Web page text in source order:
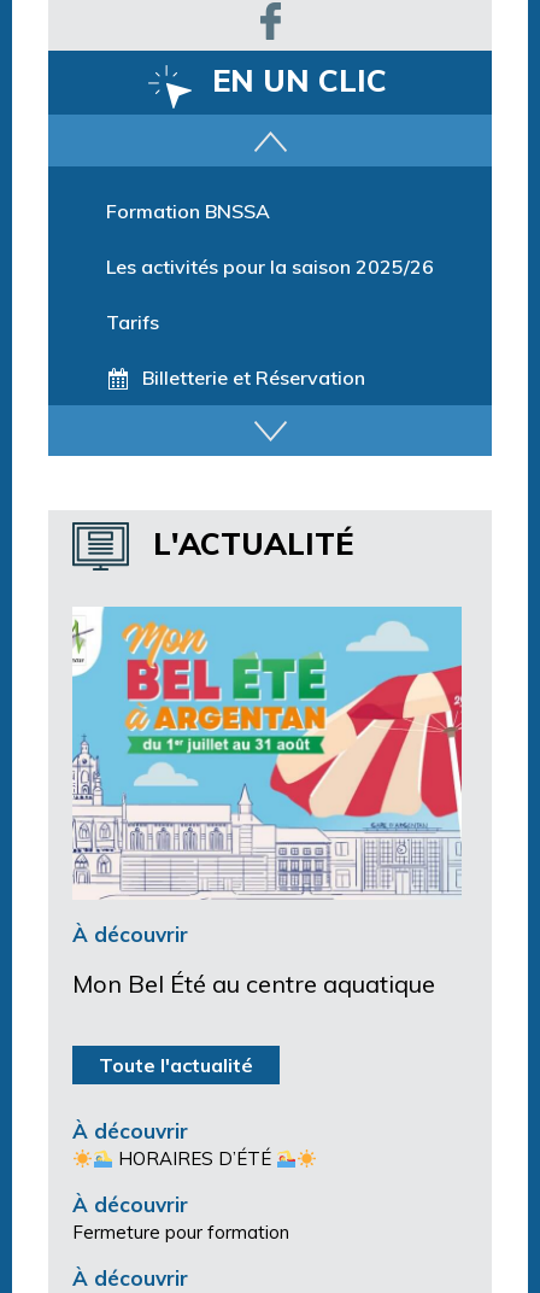
EN UN CLIC
Horaires espace détente
Horaires centre aquatique
L'ACTUALITÉ
À découvrir
Mon Bel Été au centre aquatique
Toute l'actualité
À découvrir
HORAIRES D’ÉTÉ
À découvrir
Fermeture pour formation
À découvrir